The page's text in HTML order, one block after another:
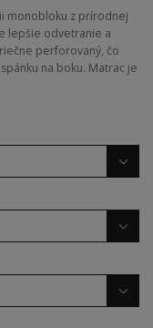
monobloku z prírodnej
lepšie odvetranie a
perforovaný, čo
na boku. Matrac je